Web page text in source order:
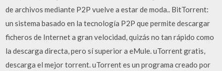
de archivos mediante P2P vuelve a estar de moda.. BitTorrent:
un sistema basado en la tecnología P2P que permite descargar
ficheros de Internet a gran velocidad, quizás no tan rápido como
la descarga directa, pero sí superior a eMule. uTorrent gratis,
descarga el mejor torrent. uTorrent es un programa creado por